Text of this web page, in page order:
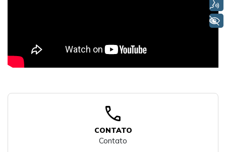
call
CONTATO
Contato